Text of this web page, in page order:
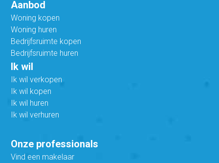
Aanbod
Woning kopen
Woning huren
Bedrijfsruimte kopen
Bedrijfsruimte huren
Ik wil
Ik wil verkopen
Ik wil kopen
Ik wil huren
Ik wil verhuren
Onze professionals
Vind een makelaar